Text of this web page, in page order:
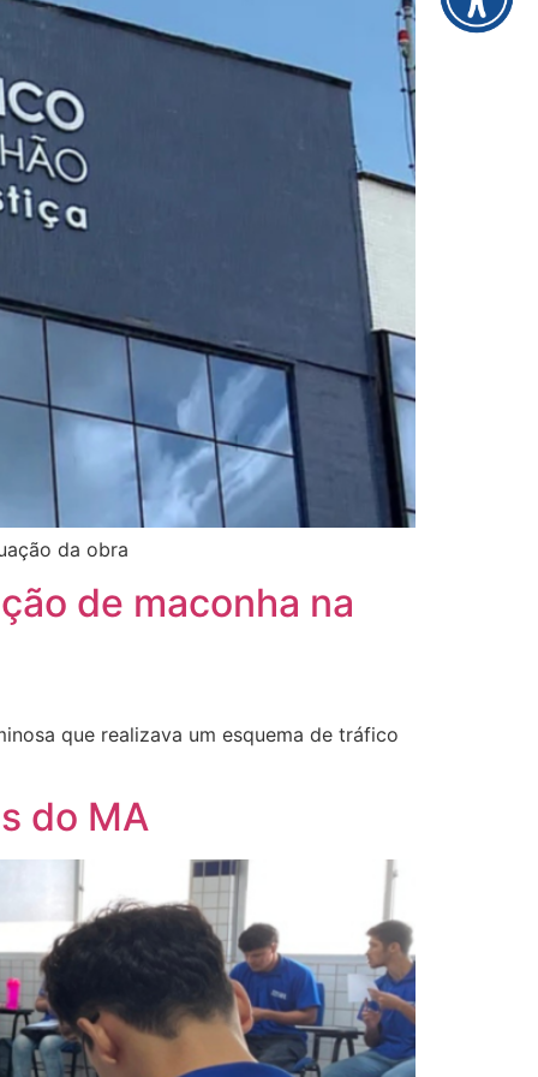
da obra
de maconha na
que realizava um esquema de tráfico
do MA